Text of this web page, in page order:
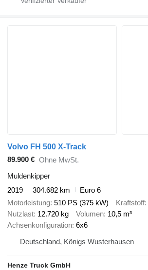
Volvo FH 500 X-Track
89.900 € Ohne MwSt.
Muldenkipper
2019
304.682 km
Euro 6
Motorleistung 510 PS (375 kW) Kraftstoff
Nutzlast 12.720 kg Volumen 10,5 m³
Achsenkonfiguration 6x6
Deutschland, Königs Wusterhausen
Henze Truck GmbH